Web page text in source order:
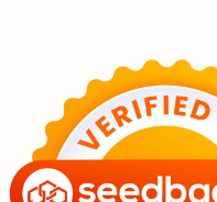
Tata Surya
Hype Astronot
Asteroid Observasi